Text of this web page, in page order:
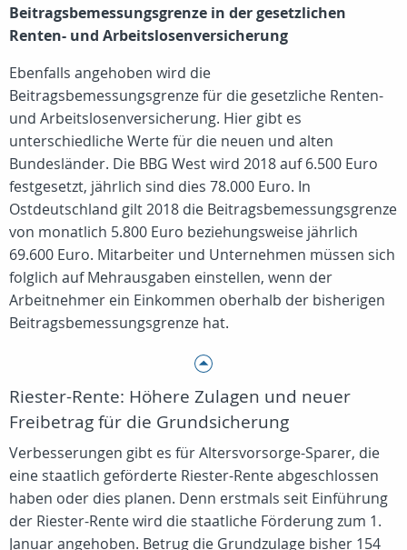
Beitragsbemessungsgrenze in der gesetzlichen
Renten- und Arbeitslosenversicherung
Ebenfalls angehoben wird die
Beitragsbemessungsgrenze für die gesetzliche Renten-
und Arbeitslosenversicherung. Hier gibt es
unterschiedliche Werte für die neuen und alten
Bundesländer. Die BBG West wird 2018 auf 6.500 Euro
festgesetzt, jährlich sind dies 78.000 Euro. In
Ostdeutschland gilt 2018 die Beitragsbemessungsgrenze
von monatlich 5.800 Euro beziehungsweise jährlich
69.600 Euro. Mitarbeiter und Unternehmen müssen sich
folglich auf Mehrausgaben einstellen, wenn der
Arbeitnehmer ein Einkommen oberhalb der bisherigen
Beitragsbemessungsgrenze hat.
Riester-Rente: Höhere Zulagen und neuer
Freibetrag für die Grundsicherung
Verbesserungen gibt es für Altersvorsorge-Sparer, die
eine staatlich geförderte Riester-Rente abgeschlossen
haben oder dies planen. Denn erstmals seit Einführung
der Riester-Rente wird die staatliche Förderung zum 1.
Januar angehoben. Betrug die Grundzulage bisher 154